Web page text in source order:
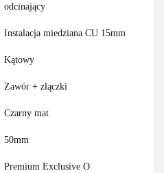
odcinający
Instalacja miedziana CU 15mm
Kątowy
Zawór + złączki
Czarny mat
50mm
Premium Exclusive O